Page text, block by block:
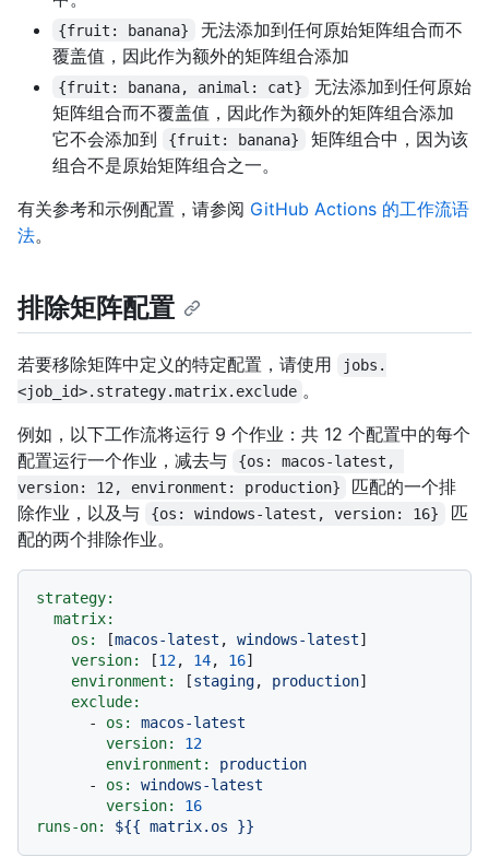
{fruit: banana}
无法添加到任何原始矩阵组合而不
覆盖值，因此作为额外的矩阵组合添加
{fruit: banana, animal: cat}
无法添加到任何原始
矩阵组合而不覆盖值，因此作为额外的矩阵组合添加
它不会添加到
{fruit: banana}
矩阵组合中，因为该
组合不是原始矩阵组合之一。
有关参考和示例配置，请参阅 GitHub Actions 的工作流语
法。
排除矩阵配置
若要移除矩阵中定义的特定配置，请使用
jobs.
<job_id>.strategy.matrix.exclude 。
例如，以下工作流将运行 9 个作业：共 12 个配置中的每个
配置运行一个作业，减去与
{os: macos-latest,
version: 12, environment: production}
匹配的一个排
除作业，以及与
{os: windows-latest, version: 16}
匹
配的两个排除作业。
strategy:
matrix:
os:
[macos-latest , windows-latest]
version:
[12, 14, 16]
environment:
[staging, production]
exclude:
-
os:
macos-latest
version:
12
environment:
production
-
os:
windows-latest
version:
16
runs-on:
${{ matrix.os }}